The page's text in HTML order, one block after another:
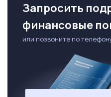
Запросить
финансовые
или позвоните по